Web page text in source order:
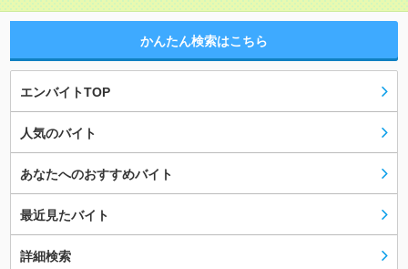
かんたん検索はこちら
エンバイトTOP
人気のバイト
あなたへのおすすめバイト
最近見たバイト
詳細検索